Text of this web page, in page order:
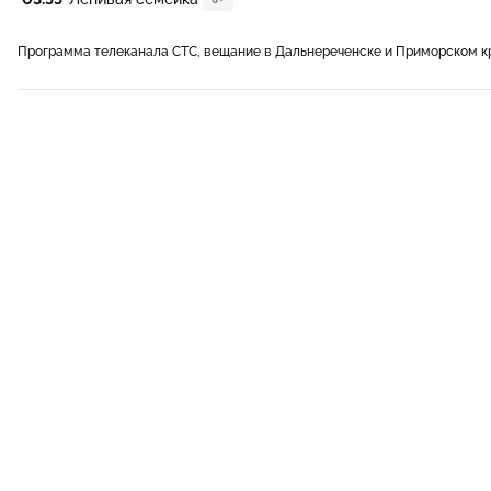
Программа телеканала СТС, вещание в Дальнереченске и Приморском